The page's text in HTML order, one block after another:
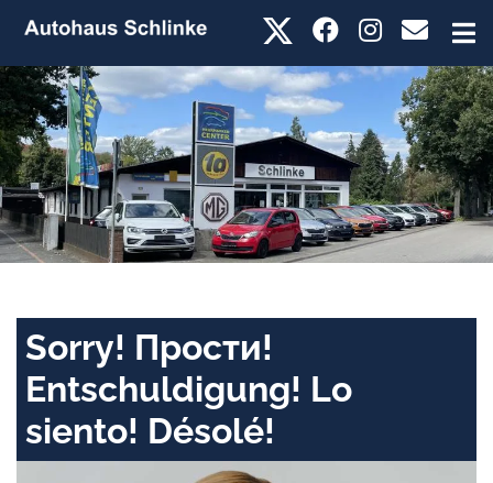
Sorry! Прости!
Entschuldigung! Lo
siento! Désolé!